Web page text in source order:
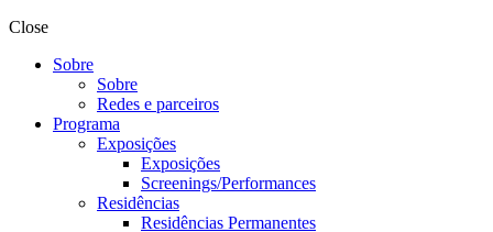
Close
Sobre
Sobre
Redes e parceiros
Programa
Exposições
Exposições
Screenings/Performances
Residências
Residências Permanentes